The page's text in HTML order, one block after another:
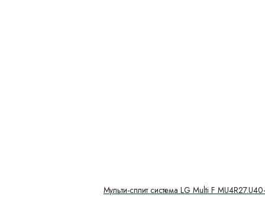
Мульти-сплит система LG Multi F